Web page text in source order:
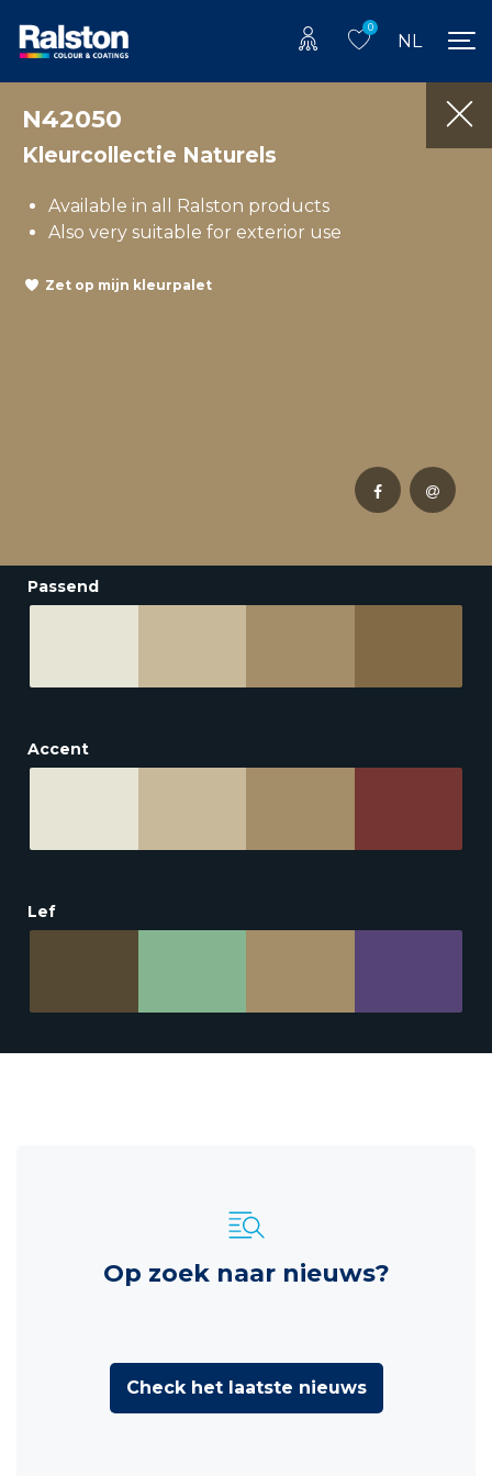
0
NL
N42050
Kleurcollectie Naturels
Available in all Ralston products
Also very suitable for exterior use
Zet op mijn kleurpalet
Passend
Accent
Lef
Op zoek naar nieuws?
Check het laatste nieuws